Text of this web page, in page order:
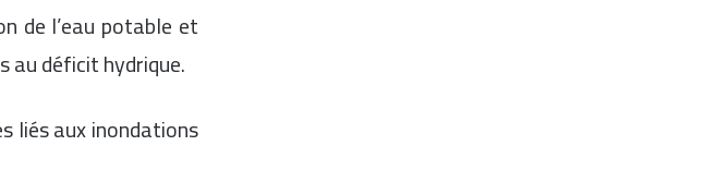
de l’eau potable et
au déficit hydrique.
liés aux inondations